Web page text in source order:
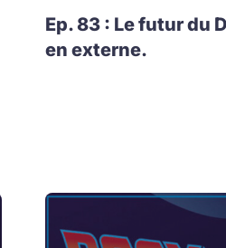
Ep. 83 : Le futur du
en externe.